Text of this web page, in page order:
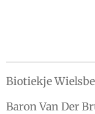
Biotiekje
Baron Van Der